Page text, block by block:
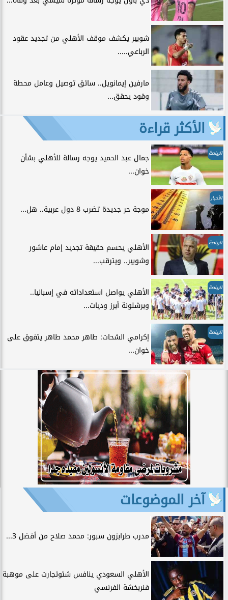
شوبير يكشف موقف الأهلي من تجديد عقود
الرباعي.....
مارفين إيمانويل.. سائق توصيل وعامل محطة
وقود يحقق...
الأكثر قراءة
الرياضة
جمال عبد الحميد يوجه رسالة للأهلي بشأن
خوان...
الأخبار
موجة حر جديدة تضرب 8 دول عربية.. هل...
الرياضة
الأهلي يحسم حقيقة تجديد إمام عاشور
وشوبير.. ويترقب...
الرياضة
الأهلي يواصل استعداداته في إسبانيا..
وبرشلونة أبرز وديات...
الرياضة
إكرامي الشحات: طاهر محمد طاهر يتفوق على
خوان...
آخر الموضوعات
مدرب طرابزون سبور: محمد صلاح من أفضل 3...
الأهلي السعودي ينافس شتوتجارت على موهبة
فنربخشة الفرنسي